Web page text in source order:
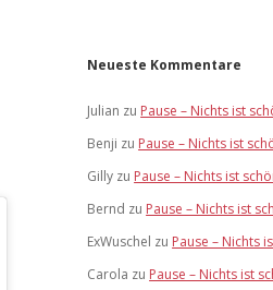
Neueste Kommentare
Julian zu Pause – Nichts ist
Benji zu Pause – Nichts ist
Gilly zu Pause – Nichts ist
Bernd zu Pause – Nichts ist
ExWuschel zu Pause – Nichts
Carola zu Pause – Nichts ist